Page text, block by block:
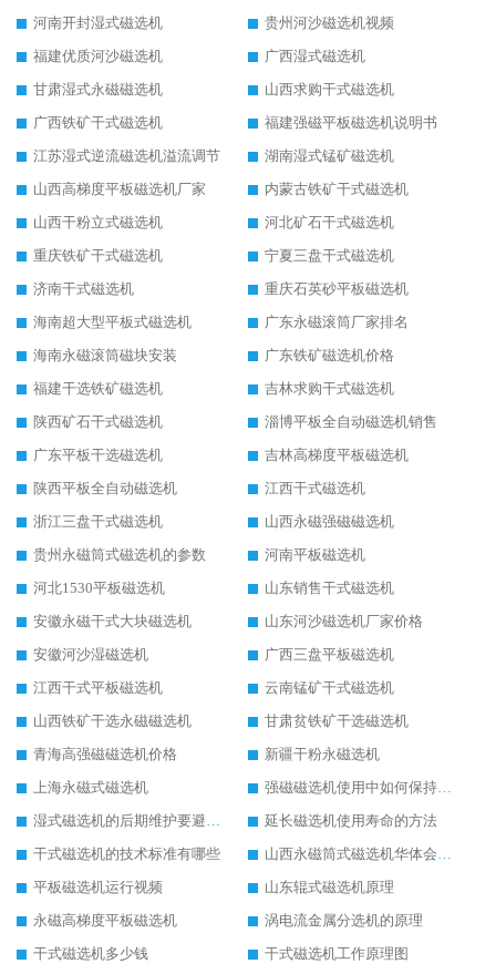
河南开封湿式磁选机
贵州河沙磁选机视频
福建优质河沙磁选机
广西湿式磁选机
甘肃湿式永磁磁选机
山西求购干式磁选机
广西铁矿干式磁选机
福建强磁平板磁选机说明书
江苏湿式逆流磁选机溢流调节
湖南湿式锰矿磁选机
山西高梯度平板磁选机厂家
内蒙古铁矿干式磁选机
山西干粉立式磁选机
河北矿石干式磁选机
重庆铁矿干式磁选机
宁夏三盘干式磁选机
济南干式磁选机
重庆石英砂平板磁选机
海南超大型平板式磁选机
广东永磁滚筒厂家排名
海南永磁滚筒磁块安装
广东铁矿磁选机价格
福建干选铁矿磁选机
吉林求购干式磁选机
陕西矿石干式磁选机
淄博平板全自动磁选机销售
广东平板干选磁选机
吉林高梯度平板磁选机
陕西平板全自动磁选机
江西干式磁选机
浙江三盘干式磁选机
山西永磁强磁磁选机
贵州永磁筒式磁选机的参数
河南平板磁选机
河北1530平板磁选机
山东销售干式磁选机
安徽永磁干式大块磁选机
山东河沙磁选机厂家价格
安徽河沙湿磁选机
广西三盘平板磁选机
江西干式平板磁选机
云南锰矿干式磁选机
山西铁矿干选永磁磁选机
甘肃贫铁矿干选磁选机
青海高强磁磁选机价格
新疆干粉永磁选机
上海永磁式磁选机
强磁磁选机使用中如何保持其顺畅运行
湿式磁选机的后期维护要避开哪些坑
延长磁选机使用寿命的方法
干式磁选机的技术标准有哪些
山西永磁筒式磁选机华体会手机网页版-华体会(中国)
平板磁选机运行视频
山东辊式磁选机原理
永磁高梯度平板磁选机
涡电流金属分选机的原理
干式磁选机多少钱
干式磁选机工作原理图